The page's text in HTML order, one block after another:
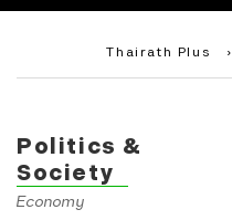
Thairath Plus ›
Politics &
Society
Economy